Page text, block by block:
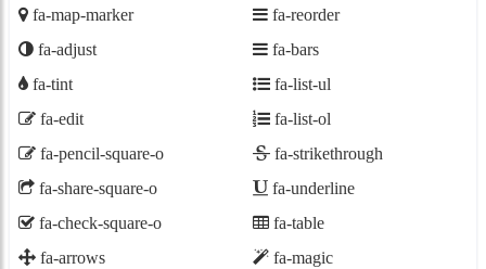
fa-map-marker
fa-adjust
fa-tint
fa-edit
fa-pencil-square-o
fa-share-square-o
fa-check-square-o
fa-arrows
fa-reorder
fa-bars
fa-list-ul
fa-list-ol
fa-strikethrough
fa-underline
fa-table
fa-magic